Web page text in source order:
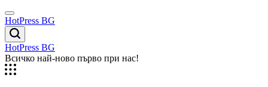
Skip
to
content
Menu
HotPress BG
Търсене
HotPress BG
Всичко най-ново първо при нас!